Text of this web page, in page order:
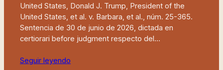
United States, Donald J. Trump, President of the
United States, et al. v. Barbara, et al., núm. 25-365.
Sentencia de 30 de junio de 2026, dictada en
certiorari before judgment respecto del…
Seguir leyendo